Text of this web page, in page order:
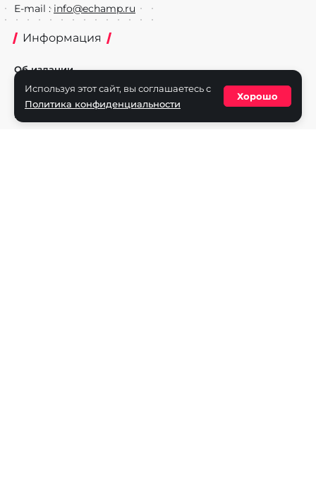
E-mail : info@echamp.ru
Информация
Об издании
Реклама на портале
Политика конфиденциальности
Используя этот сайт, вы соглашаетесь с
Политика конфиденциальности
Хорошо